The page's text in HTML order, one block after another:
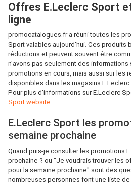
Offres E.Leclerc Sport
ligne
promocatalogues.fr a réuni toutes les
Sport valables aujourd'hui. Ces produits
réductions et peuvent souvent être
n'avons pas seulement des
promotions en cours, mais aussi sur les
disponibles dans les magasins
Pour plus d'informations sur E.Leclerc
Sport website
E.Leclerc Sport les
semaine prochaine
Quand puis-je consulter les promotions
prochaine ? ou "Je voudrais trouver les
pour la semaine prochaine" sont des
nombreuses personnes font une liste